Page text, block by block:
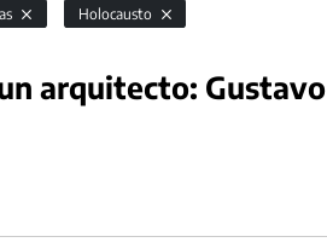
Holocausto
arquitecto: Gustavo